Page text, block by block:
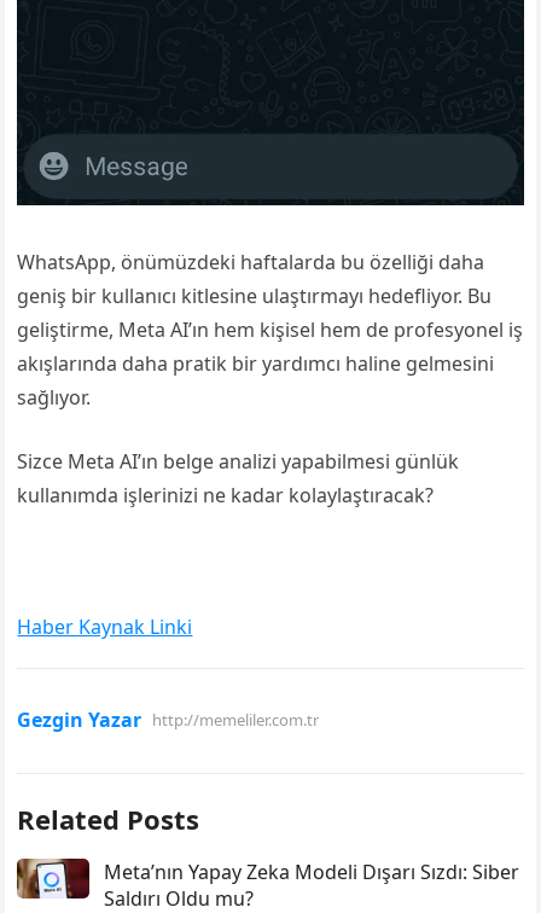
WhatsApp, önümüzdeki haftalarda bu özelliği daha
geniş bir kullanıcı kitlesine ulaştırmayı hedefliyor. Bu
geliştirme, Meta AI’ın hem kişisel hem de profesyonel iş
akışlarında daha pratik bir yardımcı haline gelmesini
sağlıyor.
Sizce Meta AI’ın belge analizi yapabilmesi günlük
kullanımda işlerinizi ne kadar kolaylaştıracak?
Haber Kaynak Linki
Gezgin Yazar http://memeliler.com.tr
Related Posts
Meta’nın Yapay Zeka Modeli Dışarı Sızdı: Siber
Saldırı Oldu mu?